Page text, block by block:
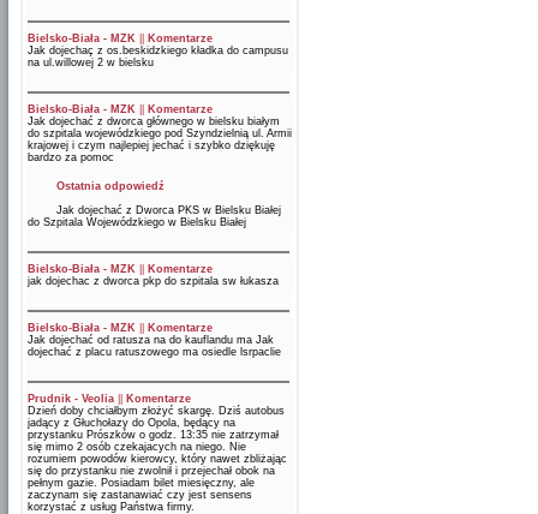
Bielsko-Biała - MZK
Komentarze
Jak dojechaç z os.beskidzkiego kładka do campusu
na ul.willowej 2 w bielsku
Bielsko-Biała - MZK
Komentarze
Jak dojechać z dworca głównego w bielsku białym
do szpitala wojewódzkiego pod Szyndzielnią ul. Armii
krajowej i czym najlepiej jechać i szybko dziękuję
bardzo za pomoc
Ostatnia odpowiedź
Jak dojechać z Dworca PKS w Bielsku Białej
do Szpitala Wojewódzkiego w Bielsku Białej
Bielsko-Biała - MZK
Komentarze
jak dojechac z dworca pkp do szpitala sw łukasza
Bielsko-Biała - MZK
Komentarze
Jak dojechać od ratusza na do kauflandu ma Jak
dojechać z placu ratuszowego ma osiedle lsrpaclie
Prudnik - Veolia
Komentarze
Dzień doby chciałbym złożyć skargę. Dziś autobus
jadący z Głuchołazy do Opola, będący na
przystanku Prószków o godz. 13:35 nie zatrzymał
się mimo 2 osób czekajacych na niego. Nie
rozumiem powodów kierowcy, który nawet zbliżając
się do przystanku nie zwolnił i przejechał obok na
pełnym gazie. Posiadam bilet miesięczny, ale
zaczynam się zastanawiać czy jest sensens
korzystać z usług Państwa firmy.